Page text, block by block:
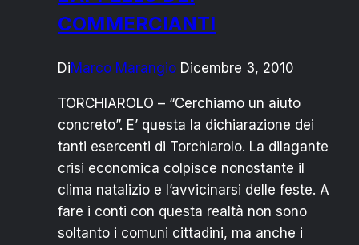
COMMERCIANTI
DiMarco Marangio Dicembre 3, 2010
TORCHIAROLO – “Cerchiamo un aiuto
concreto”. E’ questa la dichiarazione dei
tanti esercenti di Torchiarolo. La dilagante
crisi economica colpisce nonostante il
clima natalizio e l’avvicinarsi delle feste. A
fare i conti con questa realtà non sono
soltanto i comuni cittadini, ma anche i